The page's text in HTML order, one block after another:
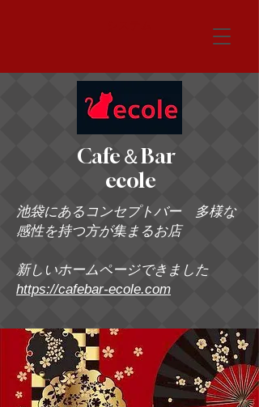
Cafe＆Bar
ecole
池袋にあるコンセプトバー 多様な
感性を持つ方が集まるお店
新しいホームページできました
https://cafebar-ecole.com